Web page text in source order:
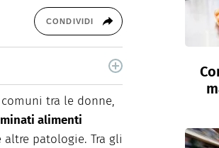
CONDIVIDI
una pagina di
editoria, lavoro come
e nutrizionale.
tra le donne,
alimenti
patologie. Tra gli